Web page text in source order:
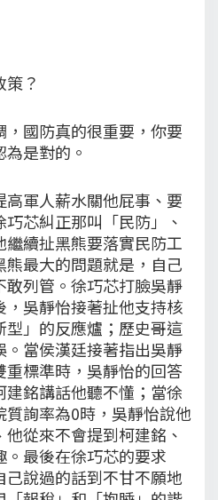
？
國防真的很重要，你要
是對的。
高軍人薪水關他屁事、要
芯糾正那叫「民防」、
繼續扯黑熊要落實民防工
最大的問題就是，自己
列管。徐巧芯打臉吳靜
吳靜怡接著扯他支持核
」的反應爐；歷史哥這
當侯漢廷接著指出吳靜
標準時，吳靜怡的回答
銘講話他聽不懂；當徐
詢率為0時，吳靜怡說他
從來不會提到柯建銘、
最後在徐巧芯的要求
說過的話到不甘不願地